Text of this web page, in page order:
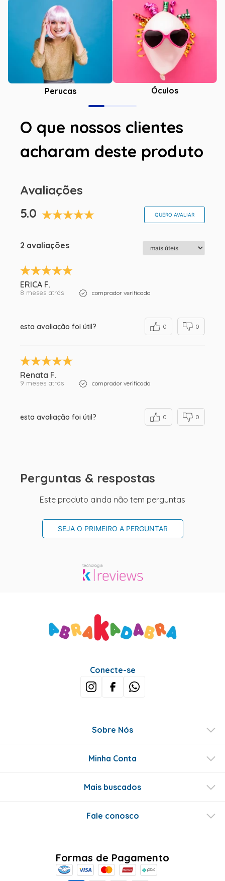
Perucas Óculos
O que nossos clientes
acharam deste produto
Avaliações
5.0
QUERO AVALIAR
2 avaliações
ERICA F.
8 meses atrás comprador verificado
esta avaliação foi útil? 0 0
Renata F.
9 meses atrás comprador verificado
esta avaliação foi útil? 0 0
Perguntas & respostas
Este produto ainda não tem perguntas
SEJA O PRIMEIRO A PERGUNTAR
Conecte-se
Sobre Nós
Minha Conta
Mais buscados
Fale conosco
Formas de Pagamento